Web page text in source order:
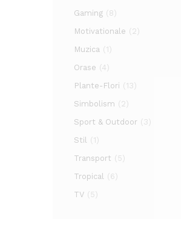
Gaming (8)
Motivationale (2)
Muzica (1)
Orase (4)
Plante-Flori (13)
Simbolism (2)
Sport & Outdoor (3)
Stil (1)
Transport (5)
Tropical (6)
TV (5)